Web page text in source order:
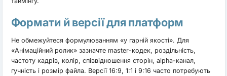
Формати й версії для платформ
Не обмежуйтеся формулюванням «у гарній якості». Для
«Анімаційний ролик» зазначте master-кодек, роздільність,
частоту кадрів, колір, співвідношення сторін, alpha-канал,
гучність і розмір файла. Версії 16:9, 1:1 і 9:16 часто потребують